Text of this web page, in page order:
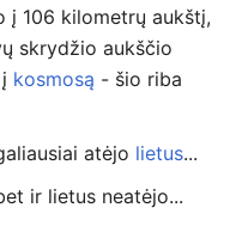
į 106 kilometrų aukštį,
skrydžio aukščio
kosmosą - šio riba
atėjo lietus...
ir lietus neatėjo...